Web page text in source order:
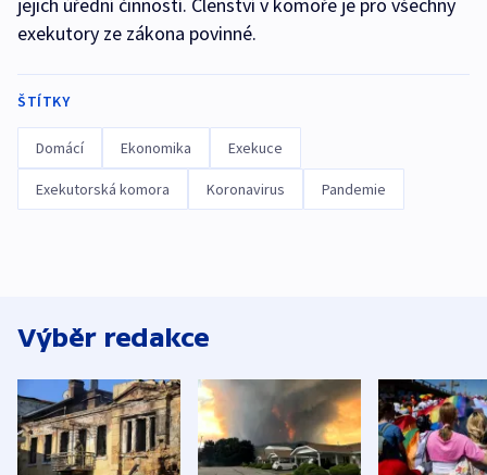
jejich úřední činností. Členství v komoře je pro všechny
exekutory ze zákona povinné.
ŠTÍTKY
Domácí Ekonomika Exekuce
Exekutorská komora Koronavirus Pandemie
Výběr redakce